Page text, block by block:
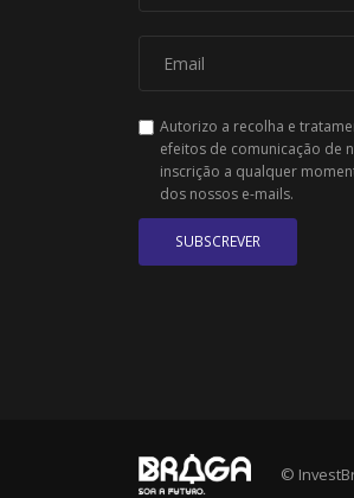
Autorizo a recolha e
efeitos de comunicação de
inscrição a qualquer
dos nossos e-mails.
SUBSCREVER
©